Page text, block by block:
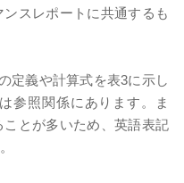
スレポートに共通するも
定義や計算式を表3に示し
参照関係にあります。ま
とが多いため、英語表記